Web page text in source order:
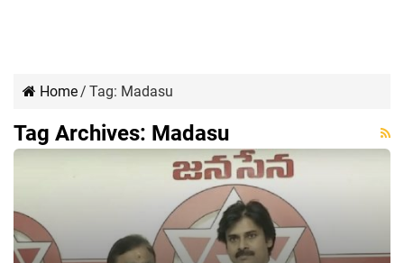
Home/ Tag: Madasu
Tag Archives: Madasu